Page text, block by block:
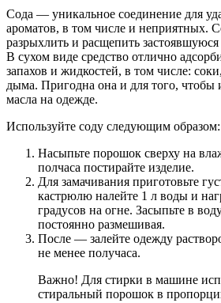
Сода — уникальное соединение для
ароматов, в том числе и неприятных.
разрыхлить и расщепить
В сухом виде средство отлично
запахов и жидкостей, в том числе:
дыма. Пригодна она и для того, чтобы
масла на одежде.
Используйте соду следующим образом:
Насыпьте порошок сверху на
полчаса постирайте изделие.
Для замачивания приготовьте
кастрюлю налейте 1 л воды и
градусов на огне. Засыпьте в
постоянно размешивая.
После — залейте одежду
не менее получаса.
Важно! Для стирки в машине
стиральный порошок в